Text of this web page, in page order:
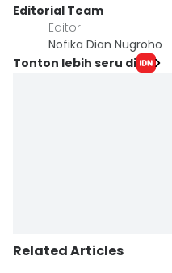
Editorial Team
Editor
Nofika Dian Nugroho
Tonton lebih seru di
Related Articles